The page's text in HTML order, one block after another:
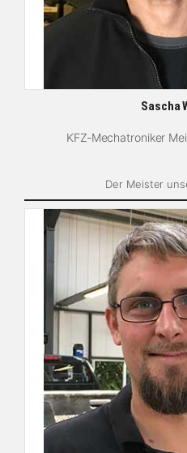
Sascha
KFZ-Mechatroniker
Der Meister